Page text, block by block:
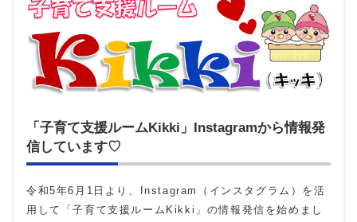
「子育て支援ルームKikki」Instagramから情報発
信しています♡
令和5年6月1日より、Instagram（インスタグラム）を活
用して「子育て支援ルームKikki」の情報発信を始めまし